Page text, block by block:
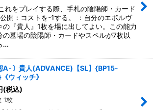
プレイする際、手札の陰陽師・カード
開：コストを-1する。 ：自分のエボルヴ
の『貴人』1枚を場に出してよい。この能力
の墓場の陰陽師・カードやスペルが7枚以
…
A-〕貴人(ADVANCE)【SL】{BP15-
ウィッチ》
(税込)
1枚